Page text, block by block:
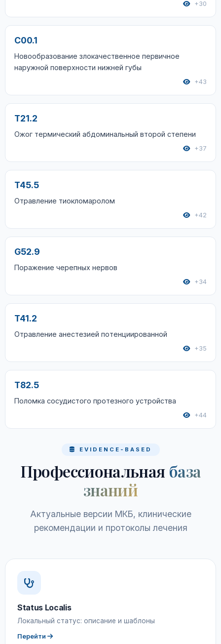
+30
C00.1
Новообразование злокачественное первичное
наружной поверхности нижней губы
+43
T21.2
Ожог термический абдоминальный второй степени
+37
T45.5
Отравление тиокломаролом
+42
G52.9
Поражение черепных нервов
+34
T41.2
Отравление анестезией потенциированной
+35
T82.5
Поломка сосудистого протезного устройства
+44
EVIDENCE-BASED
Профессиональная база
знаний
Актуальные версии МКБ, клинические
рекомендации и протоколы лечения
Status Localis
Локальный статус: описание и шаблоны
Перейти